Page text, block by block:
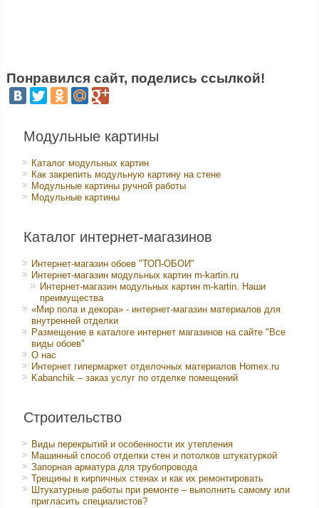
Понравился сайт, поделись ссылкой!
Модульные картины
Каталог модульных картин
Как закрепить модульную картину на стене
Модульные картины ручной работы
Модульные картины
Каталог интернет-магазинов
Интернет-магазин обоев "ТОП-ОБОИ"
Интернет-магазин модульных картин m-kartin.ru
Интернет-магазин модульных картин m-kartin. Наши
преимущества
«Мир пола и декора» - интернет-магазин материалов для
внутренней отделки
Размещение в каталоге интернет магазинов на сайте "Все
виды обоев"
О нас
Интернет гипермаркет отделочных материалов Homex.ru
Kabanchik – заказ услуг по отделке помещений
Строительство
Виды перекрытий и особенности их утепления
Машинный способ отделки стен и потолков штукатуркой
Запорная арматура для трубопровода
Трещины в кирпичных стенах и как их ремонтировать
Штукатурные работы при ремонте – выполнить самому или
пригласить специалистов?